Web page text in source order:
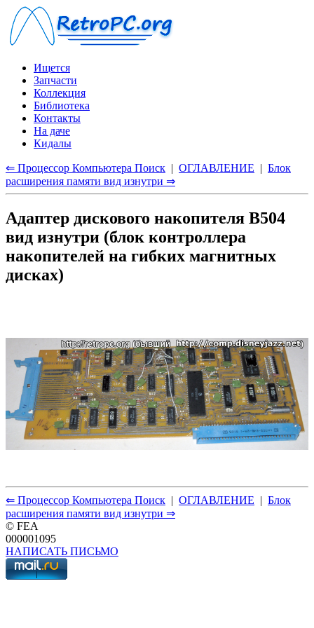
Ищется
Запчасти
Коллекция
Библиотека
Контакты
На даче
Кидалы
⇐ Процессор Компьютера Поиск | ОГЛАВЛЕНИЕ | Блок
расширения памяти вид изнутри ⇒
Адаптер дискового накопителя В504
вид изнутри (блок контроллера
накопителей на гибких магнитных
дисках)
⇐ Процессор Компьютера Поиск | ОГЛАВЛЕНИЕ | Блок
расширения памяти вид изнутри ⇒
© FEA
000001095
НАПИСАТЬ ПИСЬМО